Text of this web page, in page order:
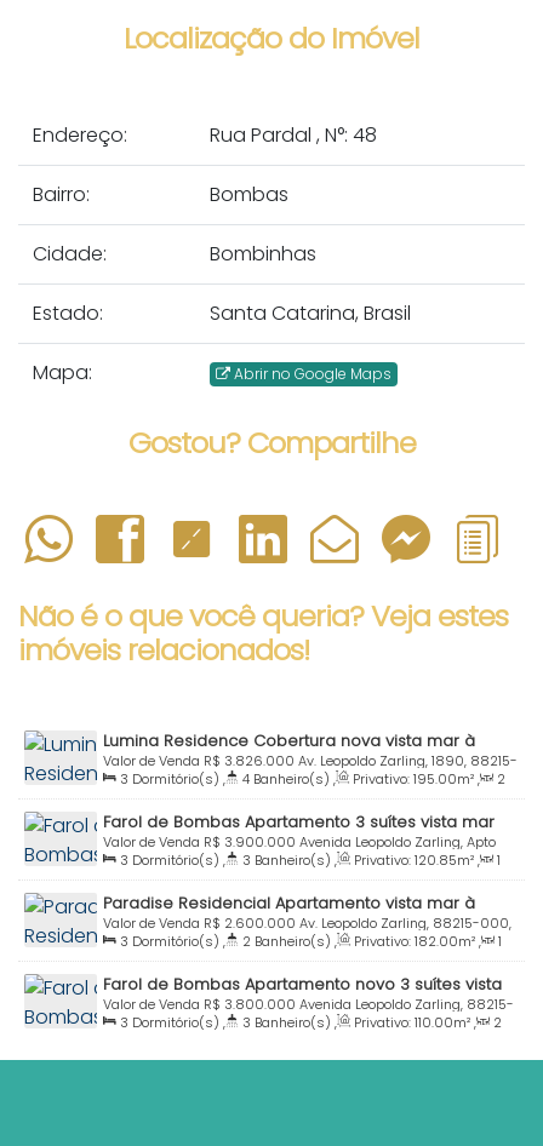
Localização do Imóvel
Endereço: Rua Pardal , N°: 48
Bairro: Bombas
Cidade: Bombinhas
Estado: Santa Catarina, Brasil
Mapa: Abrir no Google Maps
Gostou? Compartilhe
Não é o que você queria? Veja estes
imóveis relacionados!
Lumina Residence Cobertura nova vista mar à
venda 3 Suítes Praia Bombas Bombinhas SC
R$ 3.826.000
Valor de Venda
Av. Leopoldo Zarling, 1890, 88215-
000, Bombas, Bombinhas, Santa Catarina, Brasil
3 Dormitório(s) , 4 Banheiro(s) , Privativo:195.00m²,
2
Sala(s) , 3 Suíte(s), Total:115.00m², 2Vaga(s),
Útil:
195.00 m²
Farol de Bombas Apartamento 3 suítes vista mar
Praia Bombas Bombinhas SC
R$ 3.900.000
Valor de Venda
Avenida Leopoldo Zarling, Apto
302, 88215-000, Bombas, Bombinhas, Santa Catarina, Brasil
3 Dormitório(s) , 3 Banheiro(s) , Privativo:120.85m²,
1
Sala(s) , 3 Suíte(s), Total:140.00m², 2Vaga(s),
Útil:
140.00m²
Paradise Residencial Apartamento vista mar à
venda Praia Bombas Bombinhas SC
R$ 2.600.000
Valor de Venda
Av. Leopoldo Zarling, 88215-000,
Bombas, Bombinhas, Santa Catarina, Brasil
3 Dormitório(s) , 2 Banheiro(s) , Privativo:182.00m²,
1
Sala(s) , 1 Suíte(s), Total:220.00m² , 4 ~ 5Vaga(s),
100m Distância do Mar, Útil:182.00m²
Farol de Bombas Apartamento novo 3 suítes vista
mar Praia Bombas Bombinhas SC
R$ 3.800.000
Valor de Venda
Avenida Leopoldo Zarling, 88215-
000, Bombas, Bombinhas, Santa Catarina, Brasil
3 Dormitório(s) , 3 Banheiro(s) , Privativo:110.00m²,
2
110.00m²